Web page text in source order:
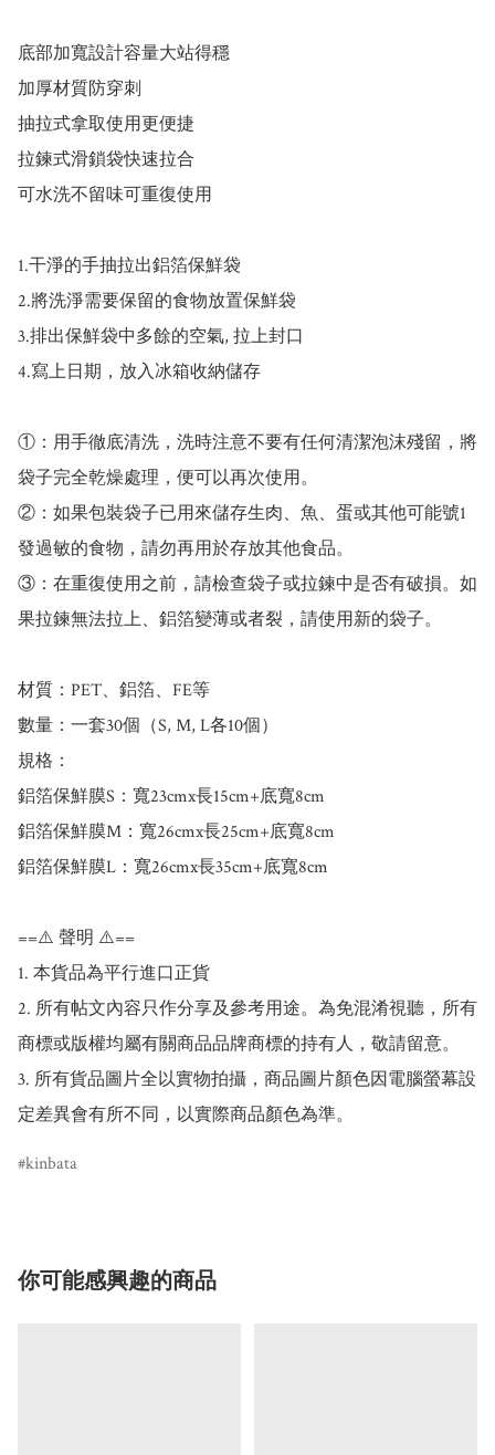
底部加寬設計容量大站得穩
加厚材質防穿刺
抽拉式拿取使用更便捷
拉鍊式滑鎖袋快速拉合
可水洗不留味可重復使用
1.干淨的手抽拉出鋁箔保鮮袋
2.將洗淨需要保留的食物放置保鮮袋
3.排出保鮮袋中多餘的空氣, 拉上封口
4.寫上日期，放入冰箱收納儲存
①：用手徹底清洗，洗時注意不要有任何清潔泡沫殘留，將
袋子完全乾燥處理，便可以再次使用。
②：如果包裝袋子已用來儲存生肉、魚、蛋或其他可能號1
發過敏的食物，請勿再用於存放其他食品。
③：在重復使用之前，請檢查袋子或拉鍊中是否有破損。如
果拉鍊無法拉上、鋁箔變薄或者裂，請使用新的袋子。
材質：PET、鋁箔、FE等
數量：一套30個（S, M, L各10個）
規格：
鋁箔保鮮膜S：寬23cmx長15cm+底寬8cm
鋁箔保鮮膜M：寬26cmx長25cm+底寬8cm
鋁箔保鮮膜L：寬26cmx長35cm+底寬8cm
==⚠️ 聲明 ⚠️==
1. 本貨品為平行進口正貨
2. 所有帖文內容只作分享及參考用途。為免混淆視聽，所有
商標或版權均屬有關商品品牌商標的持有人，敬請留意。
3. 所有貨品圖片全以實物拍攝，商品圖片顏色因電腦螢幕設
kinbata
你可能感興趣的商品